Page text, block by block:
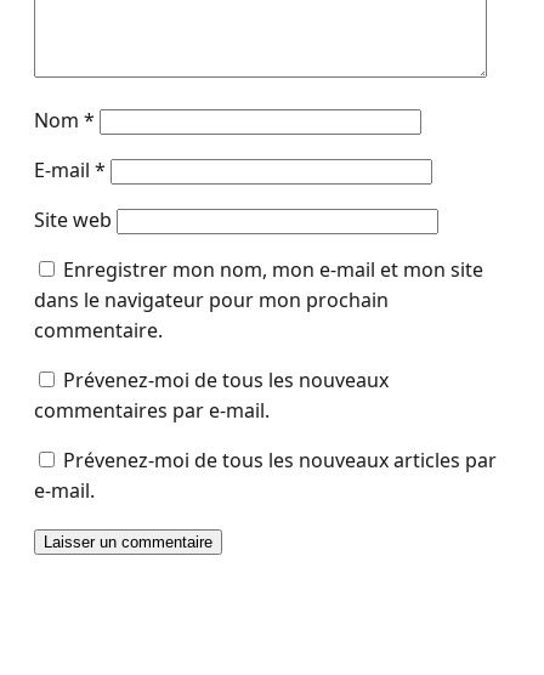
Nom *
E-mail *
Site web
Enregistrer mon nom, mon e-mail et mon site
dans le navigateur pour mon prochain
commentaire.
Prévenez-moi de tous les nouveaux
commentaires par e-mail.
Prévenez-moi de tous les nouveaux articles par
e-mail.